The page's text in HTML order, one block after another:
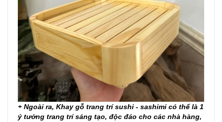
+ Ngoài ra, Khay gỗ trang trí sushi - sashimi có thể là 1
ý tưởng trang trí sáng tạo, độc đáo cho các nhà hàng,